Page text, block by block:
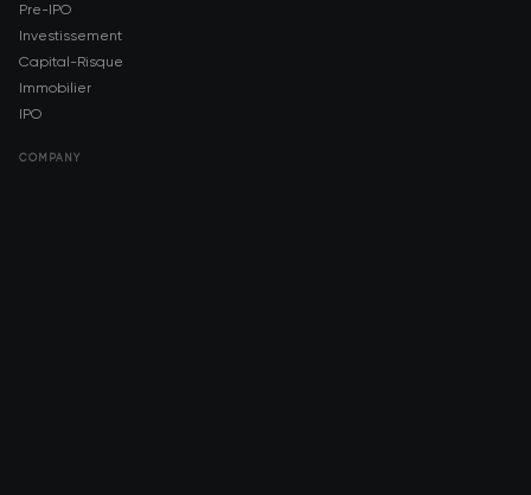
Pre-IPO
Investissement
Capital-Risque
Immobilier
IPO
COMPANY